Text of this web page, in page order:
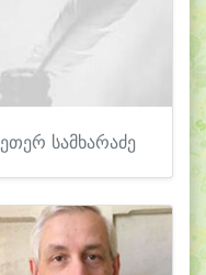
ეთერ სამხარაძე